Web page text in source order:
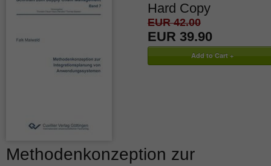
Hard Copy
EUR 42.00
EUR 39.90
Methodenkonzeption zur